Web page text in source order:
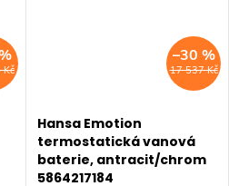
17 537 Kč
–30 %
Hansa Emotion
termostatická vanová
baterie, antracit/chrom
5864217184